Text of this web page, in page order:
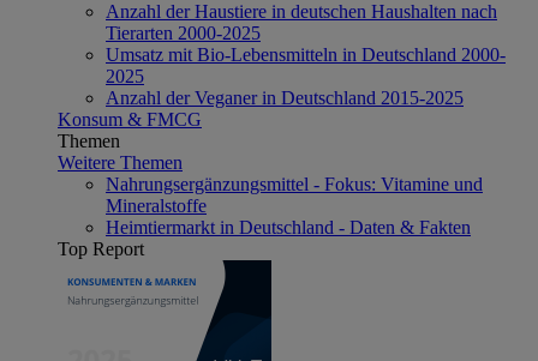
Anzahl der Haustiere in deutschen Haushalten nach
Tierarten 2000-2025
Umsatz mit Bio-Lebensmitteln in Deutschland 2000-
2025
Anzahl der Veganer in Deutschland 2015-2025
Konsum & FMCG
Themen
Weitere Themen
Nahrungsergänzungsmittel - Fokus: Vitamine und
Mineralstoffe
Heimtiermarkt in Deutschland - Daten & Fakten
Top Report